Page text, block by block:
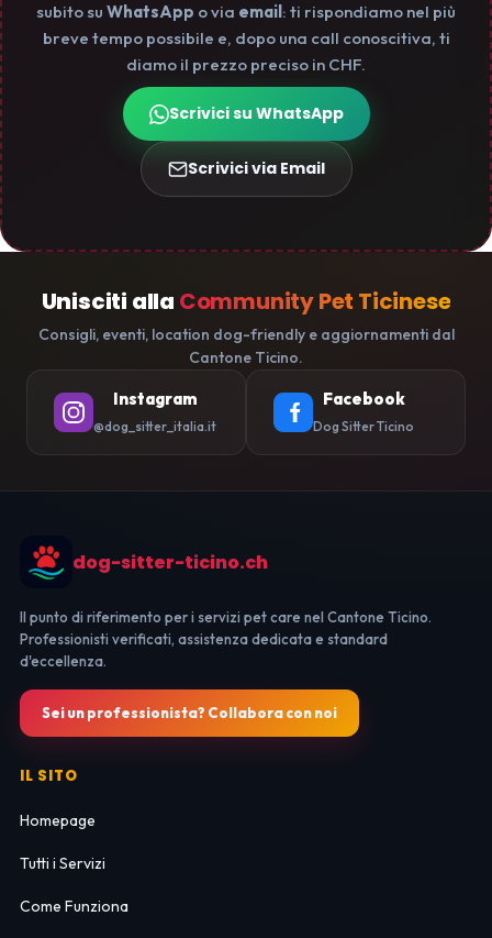
subito su WhatsApp o via email : ti rispondiamo nel più
breve tempo possibile e, dopo una call conoscitiva, ti
diamo il prezzo preciso in CHF.
Scrivici su WhatsApp
Scrivici via Email
Unisciti alla Community Pet Ticinese
Consigli, eventi, location dog-friendly e aggiornamenti dal
Cantone Ticino.
Instagram
@dog_sitter_italia.it
Facebook
Dog Sitter Ticino
dog-sitter-ticino.ch
Il punto di riferimento per i servizi pet care nel Cantone Ticino.
Professionisti verificati, assistenza dedicata e standard
d'eccellenza.
Sei un professionista? Collabora con noi
IL SITO
Homepage
Tutti i Servizi
Come Funziona